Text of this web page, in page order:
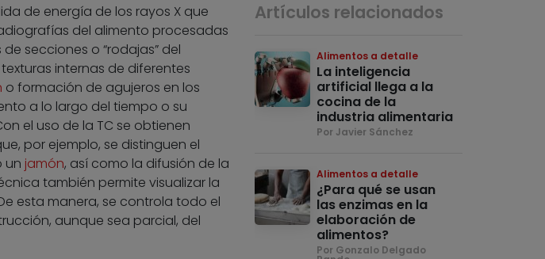
de energía de los rayos X que
del alimento procesadas
secciones o “rodajas” del
internas de diferentes
o formación de agujeros en los
a lo largo del tiempo o su
el uso de la TC se obtienen
por ejemplo, se distinguen el
un jamón, así como la difusión de la
también permite visualizar la
esta manera, se controla todo el
aunque sea parcial, del
Artículos relacionados
Alimentos a detalle
La inteligencia
artificial llega a la
cocina de la
industria alimentaria
Por Javier Sánchez
Alimentos a detalle
¿Para qué se usan
las enzimas en la
elaboración de
alimentos?
Por Gonzalo Delgado